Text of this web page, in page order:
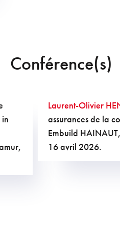
Conférence(s)
Laurent-Olivier
assurances de la
Embuild
16 avril 2026.